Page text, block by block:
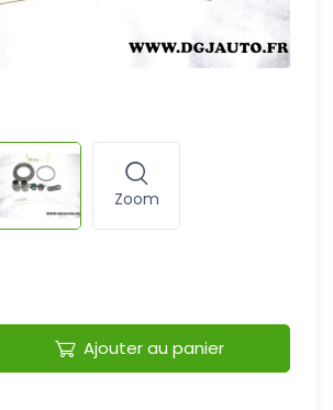
Zoom
Ajouter au panier